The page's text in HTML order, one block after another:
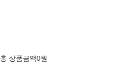
총 상품금액0원